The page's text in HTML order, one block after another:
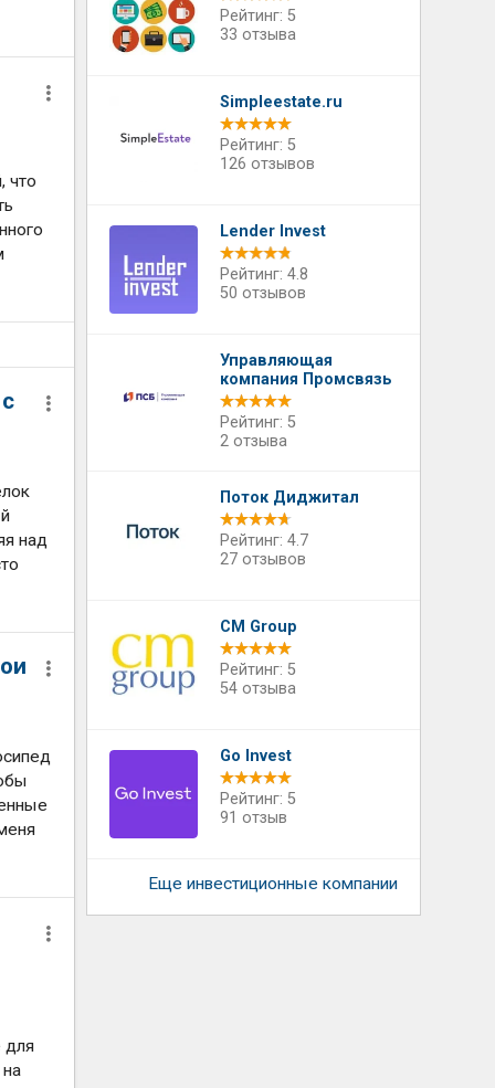
что
над
для
Рейтинг: 5
33 отзыва
Simpleestate.ru
Рейтинг: 5
126 отзывов
Lender Invest
Рейтинг: 4.8
50 отзывов
Управляющая
компания Промсвязь
Рейтинг: 5
2 отзыва
Поток Диджитал
Рейтинг: 4.7
27 отзывов
CM Group
Рейтинг: 5
54 отзыва
Go Invest
Рейтинг: 5
91 отзыв
Еще инвестиционные компании